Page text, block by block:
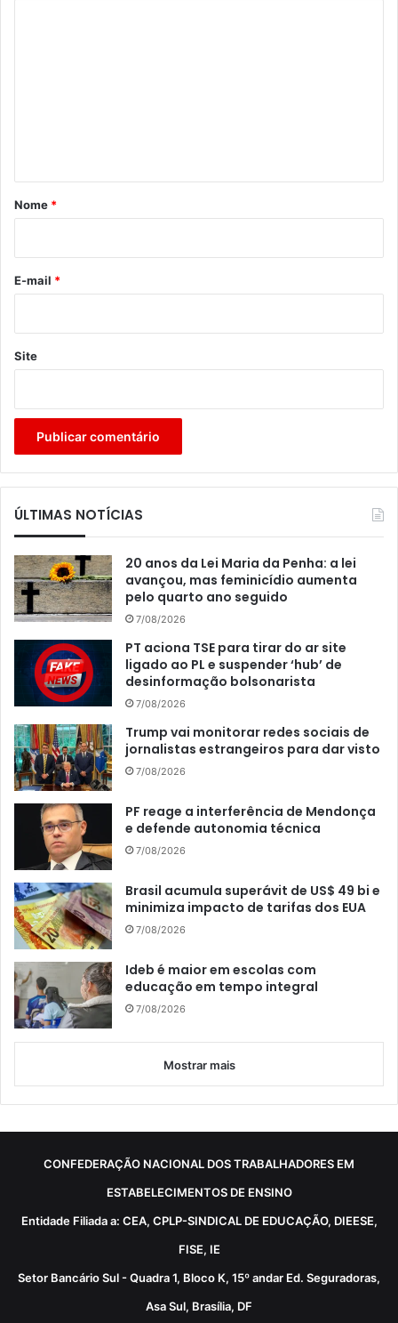
r
*
Nome *
E-mail *
Site
ÚLTIMAS NOTÍCIAS
20 anos da Lei Maria da Penha: a lei
avançou, mas feminicídio aumenta
pelo quarto ano seguido
7/08/2026
PT aciona TSE para tirar do ar site
ligado ao PL e suspender ‘hub’ de
desinformação bolsonarista
7/08/2026
Trump vai monitorar redes sociais de
jornalistas estrangeiros para dar visto
7/08/2026
PF reage a interferência de Mendonça
e defende autonomia técnica
7/08/2026
Brasil acumula superávit de US$ 49 bi e
minimiza impacto de tarifas dos EUA
7/08/2026
Ideb é maior em escolas com
educação em tempo integral
7/08/2026
Mostrar mais
CONFEDERAÇÃO NACIONAL DOS TRABALHADORES EM
ESTABELECIMENTOS DE ENSINO
Entidade Filiada a: CEA, CPLP-SINDICAL DE EDUCAÇÃO, DIEESE,
FISE, IE
Setor Bancário Sul - Quadra 1, Bloco K, 15º andar Ed. Seguradoras,
Asa Sul, Brasília, DF